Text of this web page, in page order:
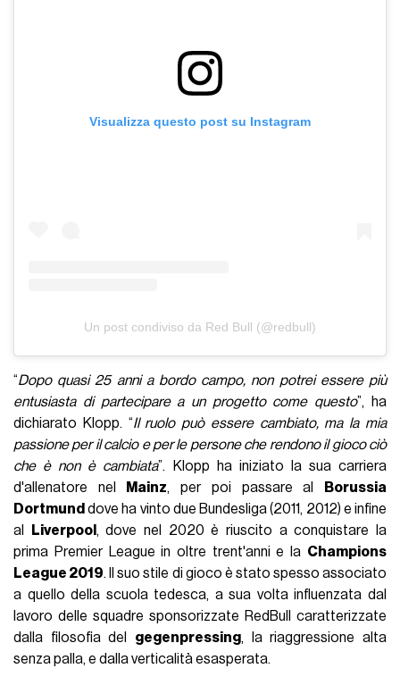
Visualizza questo post su Instagram
Un post condiviso da Red Bull (@redbull)
“Dopo quasi 25 anni a bordo campo, non potrei essere più
entusiasta di partecipare a un progetto come questo”, ha
dichiarato Klopp. “Il ruolo può essere cambiato, ma la mia
passione per il calcio e per le persone che rendono il gioco ciò
che è non è cambiata”. Klopp ha iniziato la sua carriera
d'allenatore nel
Mainz, per poi passare al
Borussia
Dortmund dove ha vinto due Bundesliga (2011, 2012) e infine
al
Liverpool , dove nel 2020 è riuscito a conquistare la
prima Premier League in oltre trent'anni e la Champions
League 2019. Il suo stile di gioco è stato spesso associato
a quello della scuola tedesca, a sua volta influenzata dal
lavoro delle squadre sponsorizzate RedBull caratterizzate
dalla filosofia del gegenpressing, la riaggressione alta
senza palla, e dalla verticalità esasperata.